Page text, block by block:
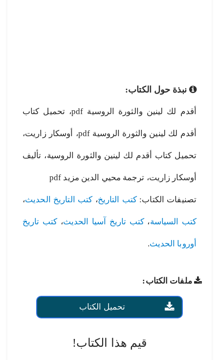
نبذة حول الكتاب:
أقدم لك لينين والثورة الروسية pdf، تحميل كتاب
أقدم لك لينين والثورة الروسية pdf، أوسكار زاريت،
تحميل كتاب أقدم لك لينين والثورة الروسية، تأليف
أوسكار زاريت، ترجمة محيي الدين مزيد pdf
تصنيفات الكتاب: كتب التاريخ، كتب التاريخ الحديث،
كتب السياسة، كتب تاريخ آسيا الحديث، كتب تاريخ
أوروبا الحديث.
ملفات الكتاب:
تحميل الكتاب
قيم هذا الكتاب!